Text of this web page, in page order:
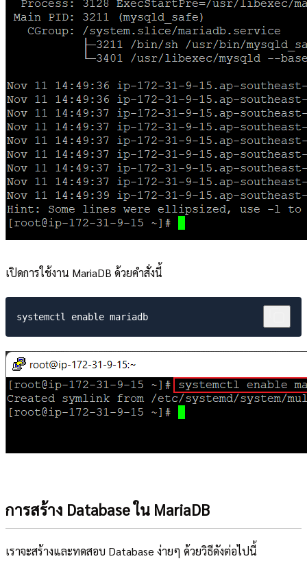
เปิดการใช้งาน MariaDB ด้วยคำสั่งนี้
การสร้าง Database ใน MariaDB
เราจะสร้างและทดสอบ Database ง่ายๆ ด้วยวิธีดังต่อไปนี้